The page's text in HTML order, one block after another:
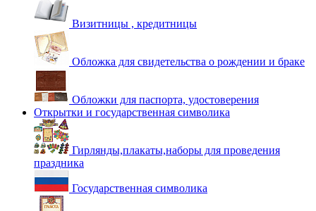
Визитницы , кредитницы
Обложка для свидетельства о рождении и браке
Обложки для паспорта, удостоверения
Открытки и государственная символика
Гирлянды,плакаты,наборы для проведения
праздника
Государственная символика